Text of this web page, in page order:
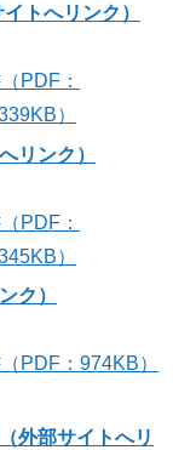
トへリンク）
PDF：
）
リンク）
PDF：
）
ク）
PDF：974KB）
外部サイトへリ